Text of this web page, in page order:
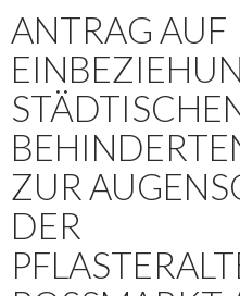
ANTRAG AUF
ZUR
DER